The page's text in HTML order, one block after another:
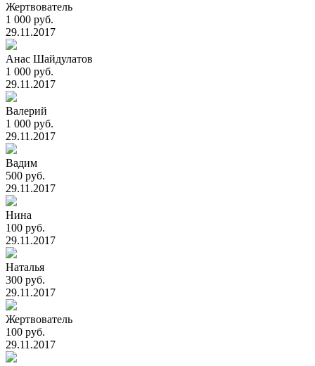
Жертвователь
1 000 руб.
29.11.2017
Анас Шайдулатов
1 000 руб.
29.11.2017
Валерий
1 000 руб.
29.11.2017
Вадим
500 руб.
29.11.2017
Нина
100 руб.
29.11.2017
Наталья
300 руб.
29.11.2017
Жертвователь
100 руб.
29.11.2017